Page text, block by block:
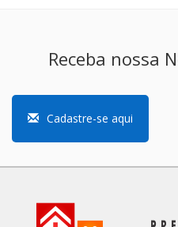
Receba nossa
Cadastre-se aqui